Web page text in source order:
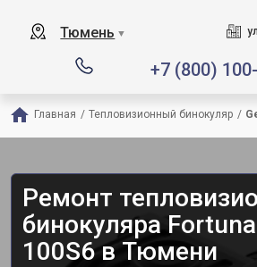
Тюмень ▼
+7 (800)
Главная / Тепловизионный бинокуляр /
Ремонт
бинокуляра
100S6 в Тюмени